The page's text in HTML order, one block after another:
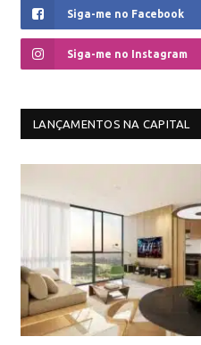
Siga-me no Facebook
Siga-me no Instagram
LANÇAMENTOS NA CAPITAL